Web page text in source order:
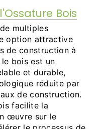
Bois
multiples
option attractive
de construction à
bois est un
et durable,
réduite par
de construction.
facilite la
œuvre sur le